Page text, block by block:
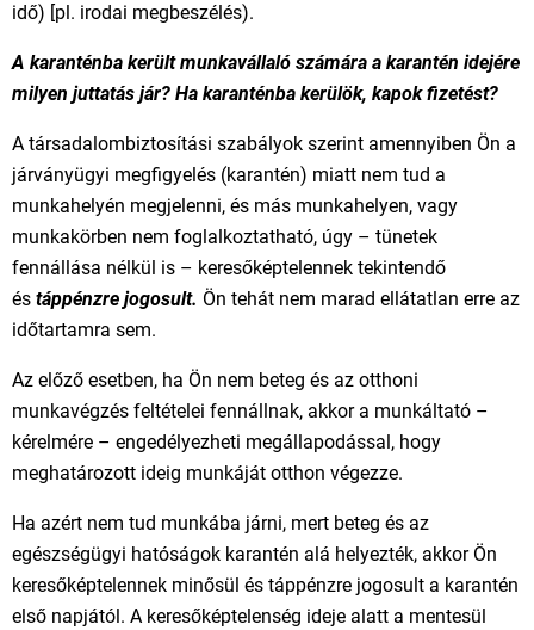
idő) [pl. irodai megbeszélés).
A karanténba került munkavállaló számára a karantén idejére
milyen juttatás jár? Ha karanténba kerülök, kapok fizetést?
A társadalombiztosítási szabályok szerint amennyiben Ön a
járványügyi megfigyelés (karantén) miatt nem tud a
munkahelyén megjelenni, és más munkahelyen, vagy
munkakörben nem foglalkoztatható, úgy – tünetek
fennállása nélkül is – keresőképtelennek tekintendő
és táppénzre jogosult. Ön tehát nem marad ellátatlan erre az
időtartamra sem.
Az előző esetben, ha Ön nem beteg és az otthoni
munkavégzés feltételei fennállnak, akkor a munkáltató –
kérelmére – engedélyezheti megállapodással, hogy
meghatározott ideig munkáját otthon végezze.
Ha azért nem tud munkába járni, mert beteg és az
egészségügyi hatóságok karantén alá helyezték, akkor Ön
keresőképtelennek minősül és táppénzre jogosult a karantén
első napjától. A keresőképtelenség ideje alatt a mentesül